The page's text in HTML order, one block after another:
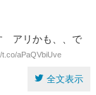
アリかも、、で
t.co/aPaQVbiUve
全文表示